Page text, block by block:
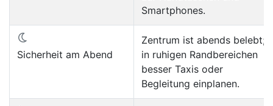
Smartphones.
Sicherheit am Abend
Zentrum ist abends belebt;
in ruhigen Randbereichen
besser Taxis oder
Begleitung einplanen.